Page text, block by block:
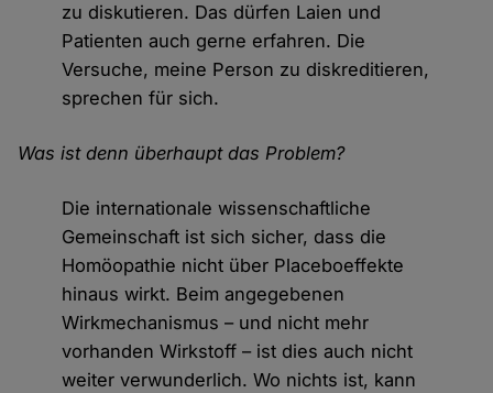
zu diskutieren. Das dürfen Laien und
Patienten auch gerne erfahren. Die
Versuche, meine Person zu diskreditieren,
sprechen für sich.
Was ist denn überhaupt das Problem?
Die internationale wissenschaftliche
Gemeinschaft ist sich sicher, dass die
Homöopathie nicht über Placeboeffekte
hinaus wirkt. Beim angegebenen
Wirkmechanismus – und nicht mehr
vorhanden Wirkstoff – ist dies auch nicht
weiter verwunderlich. Wo nichts ist, kann